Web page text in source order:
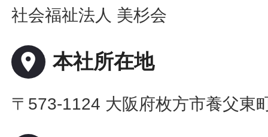
社会福祉法人 美杉会
place 本社所在地
〒573-1124 大阪府枚方市養父東